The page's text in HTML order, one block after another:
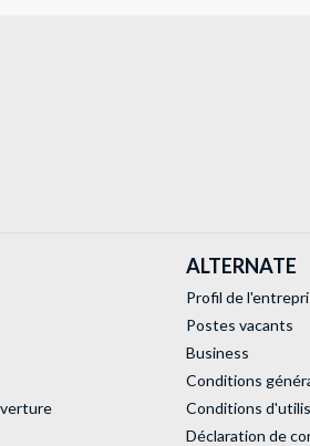
ALTERNATE
Profil de
Postes vacants
Business
Conditions
Conditions
Déclaration de